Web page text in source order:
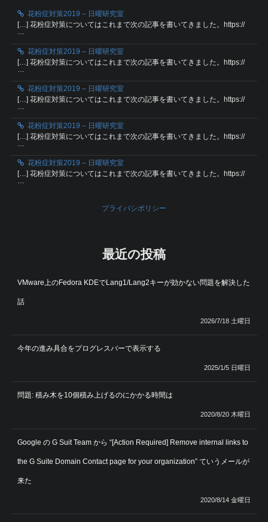
花粉症対策2019 – 日曜研究室
[…] 花粉症対策についてはこれまで次の記事を書いてきました。https://
…
花粉症対策2019 – 日曜研究室
[…] 花粉症対策についてはこれまで次の記事を書いてきました。https://
花粉症対策2019 – 日曜研究室
[…] 花粉症対策についてはこれまで次の記事を書いてきました。https://
花粉症対策2019 – 日曜研究室
[…] 花粉症対策についてはこれまで次の記事を書いてきました。https://
…
花粉症対策2019 – 日曜研究室
[…] 花粉症対策についてはこれまで次の記事を書いてきました。https://
…
プライバシポリシー
最近の投稿
VMware上のFedora KDEでLang1/Lang2キーが効かない問題を解決した
話
2026/7/18 土曜日
今年の進み具合をプログレスバーで表示する
2025/1/5 日曜日
問題: 積み木を10個積み上げるのにかかる時間は
2020/8/20 木曜日
Google の G Suit Team から “[Action Required] Remove internal links to
the G Suite Domain Contact page for your organization” ていうメールが
来た
2020/8/14 金曜日